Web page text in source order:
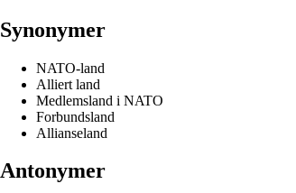
Synonymer
NATO-land
Alliert land
Medlemsland i NATO
Forbundsland
Allianseland
Antonymer